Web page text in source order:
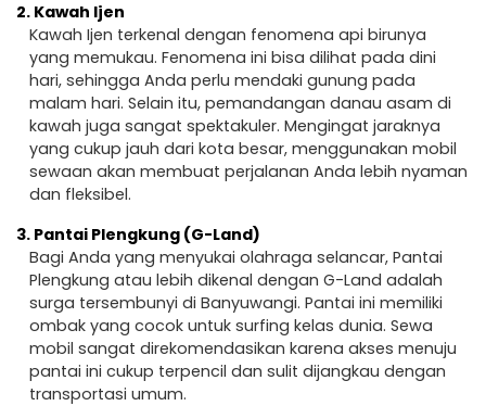
2. Kawah Ijen
Kawah Ijen terkenal dengan fenomena api birunya
yang memukau. Fenomena ini bisa dilihat pada dini
hari, sehingga Anda perlu mendaki gunung pada
malam hari. Selain itu, pemandangan danau asam di
kawah juga sangat spektakuler. Mengingat jaraknya
yang cukup jauh dari kota besar, menggunakan mobil
sewaan akan membuat perjalanan Anda lebih nyaman
dan fleksibel.
3. Pantai Plengkung (G-Land)
Bagi Anda yang menyukai olahraga selancar, Pantai
Plengkung atau lebih dikenal dengan G-Land adalah
surga tersembunyi di Banyuwangi. Pantai ini memiliki
ombak yang cocok untuk surfing kelas dunia. Sewa
mobil sangat direkomendasikan karena akses menuju
pantai ini cukup terpencil dan sulit dijangkau dengan
transportasi umum.